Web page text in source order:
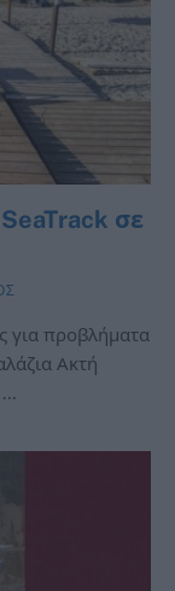
σε
για προβλήματα
Ακτή